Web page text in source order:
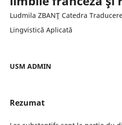
Ludmila ZBANŢ Catedra
Lingvistică Aplicată
USM ADMIN
Rezumat